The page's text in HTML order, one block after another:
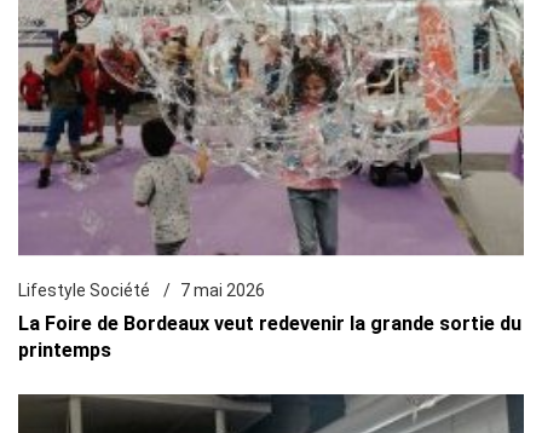
Lifestyle Société 7 mai 2026
La Foire de Bordeaux veut redevenir la grande sortie du
printemps